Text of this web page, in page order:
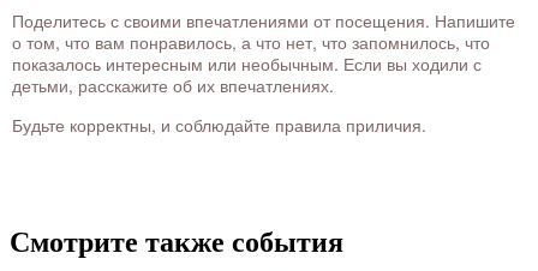
Поделитесь с своими впечатлениями от посещения. Напишите
о том, что вам понравилось, а что нет, что запомнилось, что
показалось интересным или необычным. Если вы ходили с
детьми, расскажите об их впечатлениях.
Будьте корректны, и соблюдайте правила приличия.
Смотрите также события